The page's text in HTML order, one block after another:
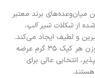
میان‌وعده‌های برند معتبر
شکلات شیر آلپ،
و لطیف ایجاد می‌کند.
این کیک‌ها در بسته‌بندی ۵ عددی با وزن هر کیک ۳۵ گرم عرضه
انتخابی عالی برای